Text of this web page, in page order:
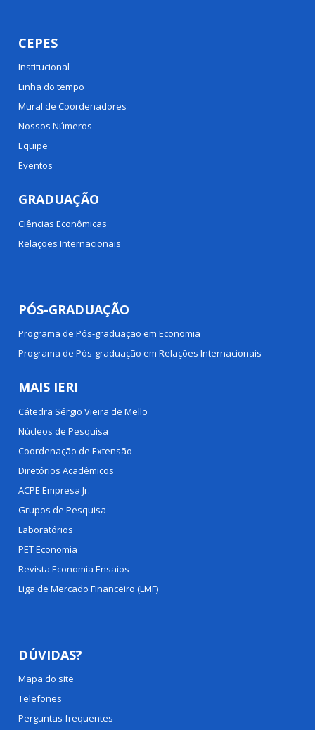
CEPES
Institucional
Linha do tempo
Mural de Coordenadores
Nossos Números
Equipe
Eventos
GRADUAÇÃO
Ciências Econômicas
Relações Internacionais
PÓS-GRADUAÇÃO
Programa de Pós-graduação em Economia
Programa de Pós-graduação em Relações Internacionais
MAIS IERI
Cátedra Sérgio Vieira de Mello
Núcleos de Pesquisa
Coordenação de Extensão
Diretórios Acadêmicos
ACPE Empresa Jr.
Grupos de Pesquisa
Laboratórios
PET Economia
Revista Economia Ensaios
Liga de Mercado Financeiro (LMF)
DÚVIDAS?
Mapa do site
Telefones
Perguntas frequentes